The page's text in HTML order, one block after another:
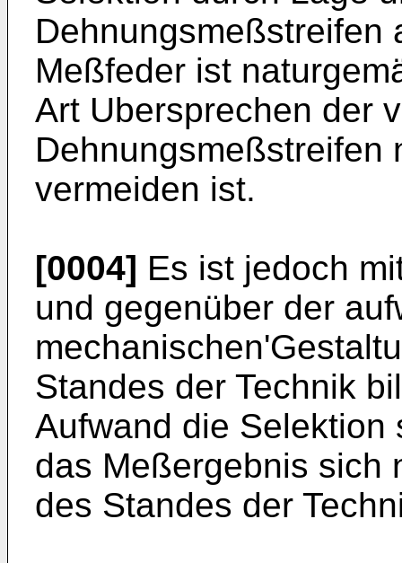
Dehnungsmeßstreifen
Meßfeder ist
Art Ubersprechen der
Dehnungsmeßstreifen
vermeiden ist.
[0004] Es ist jedoch
und gegenüber der
Standes der Technik
Aufwand die
das Meßergebnis sich
des Standes der